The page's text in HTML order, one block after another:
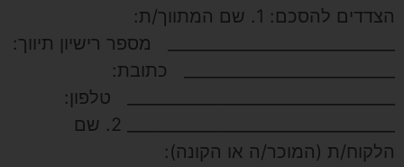
הצדדים להסכם: 1. שם המתווך/ת:
____________________________ מספר רישיון תיווך:
__________________________ כתובת:
_________________________________ טלפון:
_________________________________ 2. שם
הלקוח/ת (המוכר/ה או הקונה):